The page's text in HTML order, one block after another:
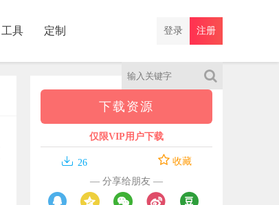
工具 定制 注册
登录
下载资源
仅限VIP用户下载
 26
收藏
— 分享给朋友 —